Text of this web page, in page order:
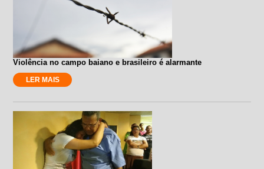
Violência no campo baiano e brasileiro é alarmante
LER MAIS